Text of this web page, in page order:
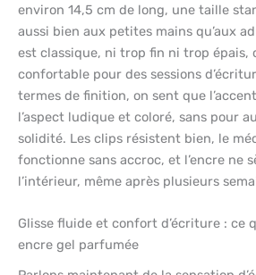
environ 14,5 cm de long, une taille
aussi bien aux petites mains qu’aux
est classique, ni trop fin ni trop épais,
confortable pour des sessions
termes de finition, on sent que
l’aspect ludique et coloré, sans pour
solidité. Les clips résistent bien, le
fonctionne sans accroc, et l’encre ne
l’intérieur, même après plusieurs
Glisse fluide et confort d’écriture : ce
encre gel parfumée